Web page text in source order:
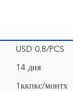
USD 0.8/PCS
14 дня
1ккпкс/монтх